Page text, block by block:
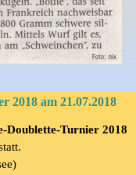
2018 am 21.07.2018
Doublette-Turnier 2018